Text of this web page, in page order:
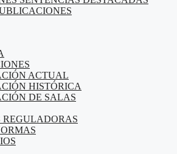
ACTUAL
HISTÓRICA
DE SALAS
REGULADORAS